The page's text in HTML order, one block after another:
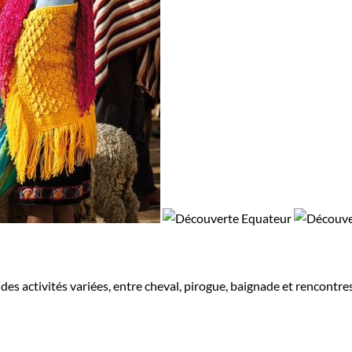
activités variées, entre cheval, pirogue, baignade et